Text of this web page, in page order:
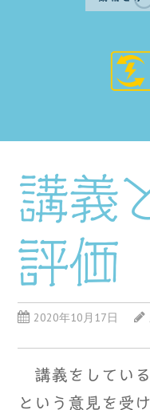
講義
評価
2020年10月17日
講義をしている
という意見を受